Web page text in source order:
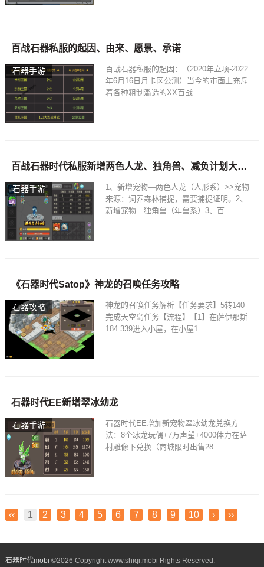
石器手游
百战石器私服的起因、由来、愿景、承诺
百战石器私服的起因：（2020年立项-2022
年6月16日月卡区公测）当今的市面上充斥
着各种粗制滥造的XX百战......
石器手游
百战石器时代私服新增两色人龙、独角兽、减负计划大幅更新
1、新增宠物—两色人龙（人形系）>>宠物
来源：饲养森林捕捉，需要捕捉证明。2、
新增宠物—独角兽（年兽系）3、百......
石器攻略
《石器时代Satop》神龙的召唤任务攻略
神龙的召唤任务解析【任务要求】5转140
完成天空岛任务【流程】【1】在萨伊那斯
184.339进入小屋，在小屋1......
石器手游
石器时代EE新增翠冰幼龙
石器时代EE增加新宠物翠冰幼龙兑换方
法：8个冰龙玩偶+7万声望+4000体力在萨
村雕像下兑换（商城限时出售28......
‹‹ 1 2 3 4 5 6 7 8 9 10 › ››
石器时代mobi ©2026 Copyright www.shiqi.mobi Rights Reserved.